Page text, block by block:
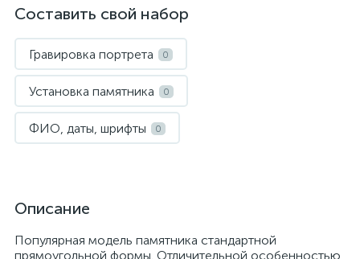
Составить свой набор
Гравировка портрета 0
Установка памятника 0
ФИО, даты, шрифты 0
Описание
Популярная модель памятника стандартной
прямоугольной формы. Отличительной особенностью